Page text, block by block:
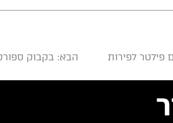
פילטר לפירות הבא: בקבוק